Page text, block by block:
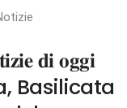
𝐝𝐢 𝐨𝐠𝐠𝐢
Basilicata